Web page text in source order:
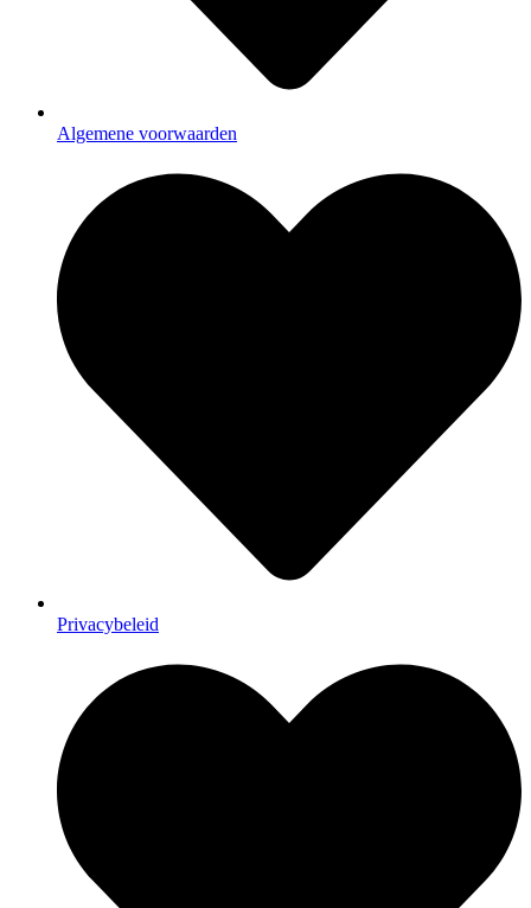
Algemene voorwaarden
Privacybeleid